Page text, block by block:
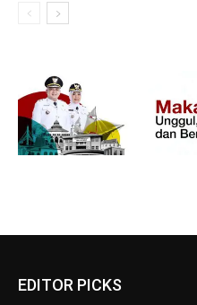
EDITOR PICKS